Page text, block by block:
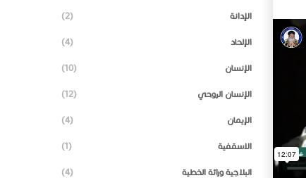
الإدانة (2)
الإلحاد (4)
الإنسان (10)
الإنسان الروحي (12)
الإيمان (4)
الاسقفية (1)
البلاجية وراثة الخطية (4)